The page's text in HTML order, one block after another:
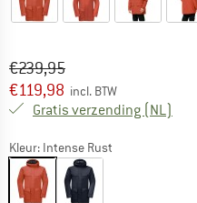
Oorspronkelijke prijs :
€239,95
Prijs:
€119,98 incl. BTW
Gratis verzending (NL)
Kleur: Intense Rust